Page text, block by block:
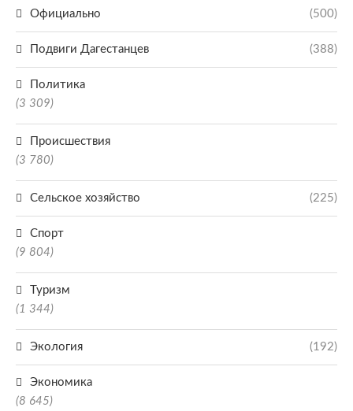
Официально (500)
Подвиги Дагестанцев (388)
Политика
(3 309)
Происшествия
(3 780)
Сельское хозяйство (225)
Спорт
(9 804)
Туризм
(1 344)
Экология (192)
Экономика
(8 645)